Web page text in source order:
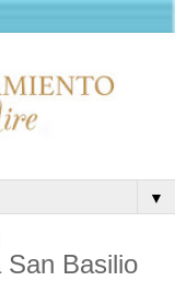
▼
San Basilio